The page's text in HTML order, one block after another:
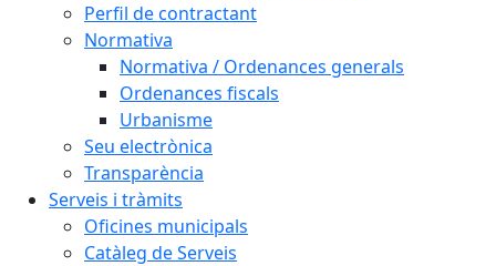
Perfil de contractant
Normativa
Normativa / Ordenances generals
Ordenances fiscals
Urbanisme
Seu electrònica
Transparència
Serveis i tràmits
Oficines municipals
Catàleg de Serveis